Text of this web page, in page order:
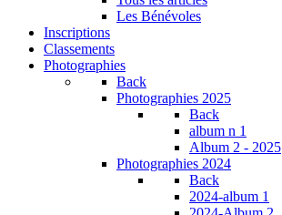
Les Bénévoles
Inscriptions
Classements
Photographies
Back
Photographies 2025
Back
album n 1
Album 2 - 2025
Photographies 2024
Back
2024-album 1